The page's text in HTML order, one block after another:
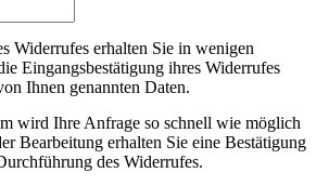
Widerrufes erhalten Sie in wenigen
Eingangsbestätigung ihres Widerrufes
Ihnen genannten Daten.
wird Ihre Anfrage so schnell wie möglich
Bearbeitung erhalten Sie eine Bestätigung
des Widerrufes.